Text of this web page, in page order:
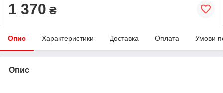
1 370 ₴
Опис Характеристики Доставка Оплата Умови
Опис